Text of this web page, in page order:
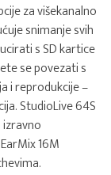
za višekanalno
snimanje svih
s SD kartice
se povezati s
i reprodukcije –
StudioLive 64S
16M